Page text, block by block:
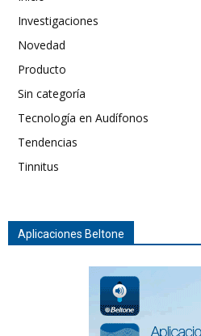
Investigaciones
Novedad
Producto
Sin categoría
Tecnología en Audífonos
Tendencias
Tinnitus
Aplicaciones Beltone